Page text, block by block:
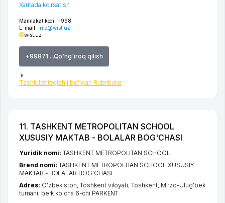
Mamlakat kodi: +998
E-mail: info@wist.uz
wist.uz
+99871 ...Qo'ng'iroq qilish
Tashkilot tegishli bo'lgan Rubrikalar
Xaritada ko'rsatish
11. TASHKENT METROPOLITAN SCHOOL
XUSUSIY MAKTAB - BOLALAR BOG'CHASI
Yuridik nomi:TASHKENT METROPOLITAN SCHOOL
Brend nomi:TASHKENT METROPOLITAN SCHOOL XUSUSIY
MAKTAB - BOLALAR BOG'CHASI
Adres: O'zbekiston,Toshkent viloyati ,Toshkent, Mirzo-Ulug'bek
tumani berk ko'cha 6-chi PARKENT